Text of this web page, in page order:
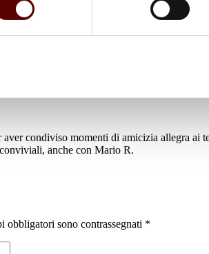
condiviso momenti di amicizia allegra ai
anche con Mario R.
obbligatori sono contrassegnati *